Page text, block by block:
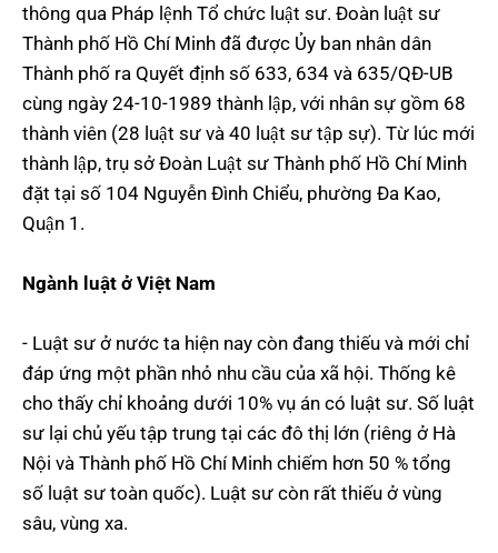
thông qua Pháp lệnh Tổ chức luật sư. Đoàn luật sư
Thành phố Hồ Chí Minh đã được Ủy ban nhân dân
Thành phố ra Quyết định số 633, 634 và 635/QĐ-UB
cùng ngày 24-10-1989 thành lập, với nhân sự gồm 68
thành viên (28 luật sư và 40 luật sư tập sự). Từ lúc mới
thành lập, trụ sở Đoàn Luật sư Thành phố Hồ Chí Minh
đặt tại số 104 Nguyễn Đình Chiểu, phường Đa Kao,
Quận 1.
Ngành luật ở Việt Nam
- Luật sư ở nước ta hiện nay còn đang thiếu và mới chỉ
đáp ứng một phần nhỏ nhu cầu của xã hội. Thống kê
cho thấy chỉ khoảng dưới 10% vụ án có luật sư. Số luật
sư lại chủ yếu tập trung tại các đô thị lớn (riêng ở Hà
Nội và Thành phố Hồ Chí Minh chiếm hơn 50 % tổng
số luật sư toàn quốc). Luật sư còn rất thiếu ở vùng
sâu, vùng xa.